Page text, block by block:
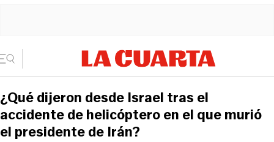
¿Qué dijeron desde Israel tras el
accidente de helicóptero en el que murió
el presidente de Irán?